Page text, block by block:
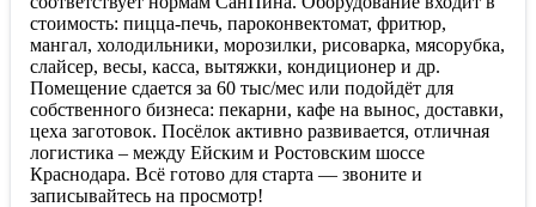
стоимость: пицца-печь, пароконвектомат, фритюр,
мангал, холодильники, морозилки, рисоварка, мясорубка,
слайсер, весы, касса, вытяжки, кондиционер и др.
Помещение сдается за 60 тыс/мес или подойдёт для
собственного бизнеса: пекарни, кафе на вынос, доставки,
цеха заготовок. Посёлок активно развивается, отличная
логистика – между Ейским и Ростовским шоссе
Краснодара. Всё готово для старта — звоните и
записывайтесь на просмотр!